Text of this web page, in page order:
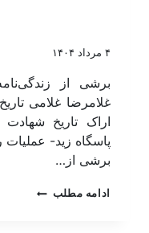
۴ مرداد ۱۴۰۴
برشی از
پاسگاه زید-
برشی از…
ادامه مطلب